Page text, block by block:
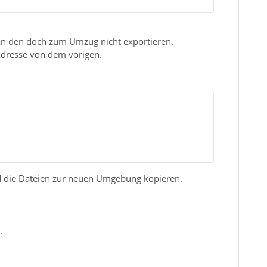
den doch zum Umzug nicht exportieren.
von dem vorigen.
Dateien zur neuen Umgebung kopieren.